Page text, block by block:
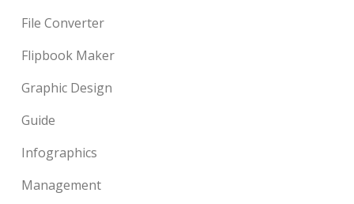
File Converter
Flipbook Maker
Graphic Design
Guide
Infographics
Management